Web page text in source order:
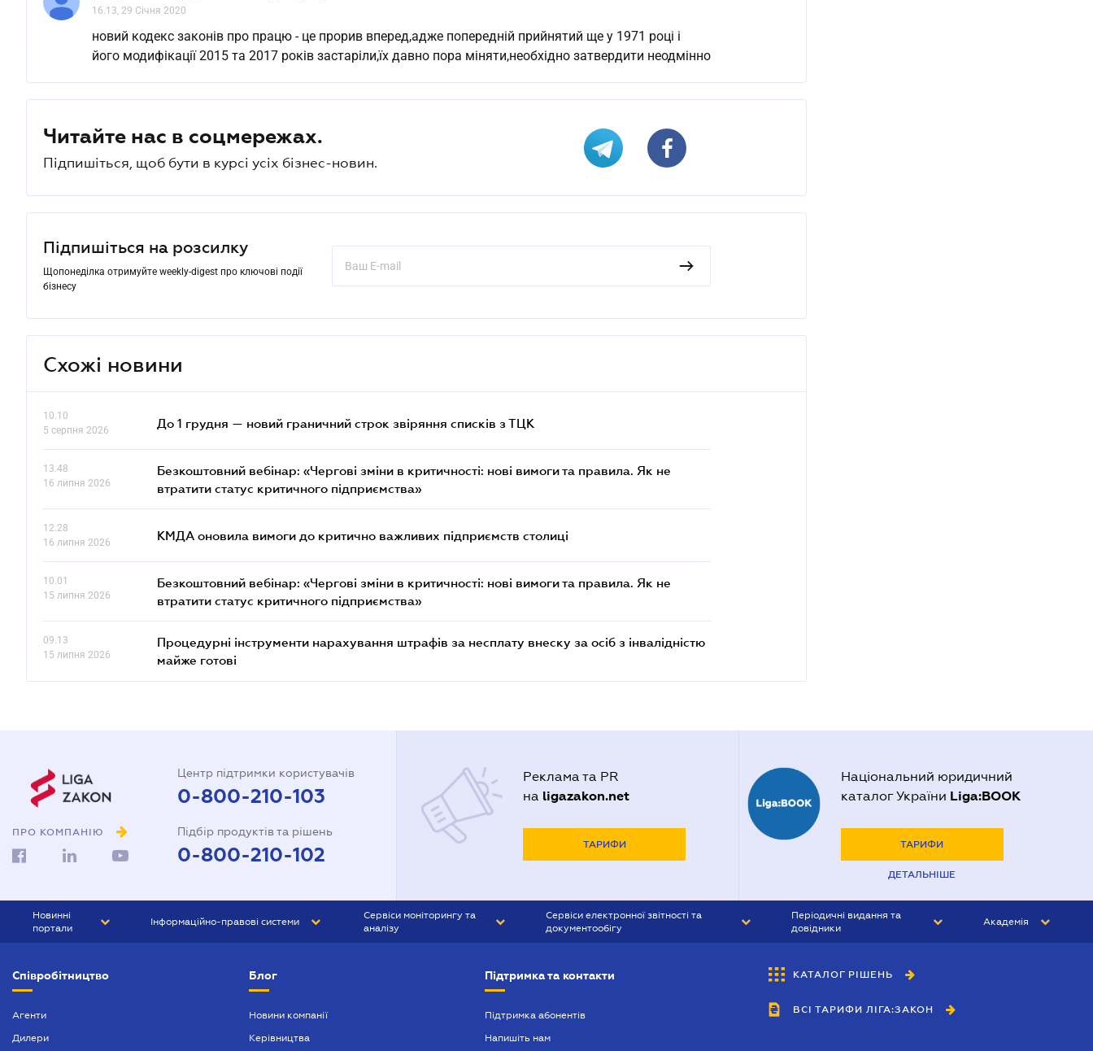
16.13, 29 Січня 2020
новий кодекс законів про працю - це прорив вперед,адже попередній прийнятий ще у 1971 році і
його модифікації 2015 та 2017 років застаріли,їх давно пора міняти,необхідно затвердити неодмінно
Читайте нас в соцмережах.
Підпишіться, щоб бути в курсі усіх бізнес-новин.
Підпишіться на розсилку
Щопонеділка отримуйте weekly-digest про ключові події
бізнесу
Схожі новини
10.10
5 серпня 2026
До 1 грудня — новий граничний строк звіряння списків з ТЦК
13.48
16 липня 2026
Безкоштовний вебінар: «Чергові зміни в критичності: нові вимоги та правила. Як не
втратити статус критичного підприємства»
12.28
16 липня 2026
КМДА оновила вимоги до критично важливих підприємств столиці
10.01
15 липня 2026
Безкоштовний вебінар: «Чергові зміни в критичності: нові вимоги та правила. Як не
втратити статус критичного підприємства»
09.13
15 липня 2026
Процедурні інструменти нарахування штрафів за несплату внеску за осіб з інвалідністю
майже готові
ПРО КОМПАНІЮ
Центр підтримки користувачів
0-800-210-103
Підбір продуктів та рішень
0-800-210-102
Реклама та PR
на ligazakon.net
ТАРИФИ
Національний юридичний
каталог України Liga:BOOK
ТАРИФИ
ДЕТАЛЬНІШЕ
Новинні
портали
БІЗНЕС
Інформаційно-правові системи
БУХГАЛТЕР ПРОФ
Сервіси моніторингу та
аналізу
Сервіси електронної звітності та
документообігу
Періодичні видання та
довідники
БУХГАЛТЕР&ЗАКОН
ВІСНИК МСФЗ
Академія
Співробітництво
Агенти
Дилери
Блог
Новини компанії
Керівництва
Підтримка та контакти
Підтримка абонентів
Напишіть нам
КАТАЛОГ РІШЕНЬ
ВСІ ТАРИФИ ЛІГА:ЗАКОН